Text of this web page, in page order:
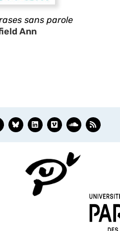
sans parole
Ann